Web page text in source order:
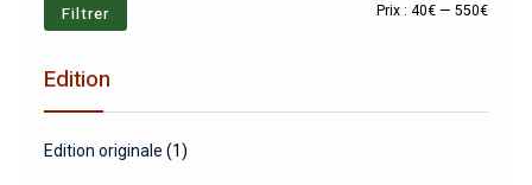
Prix
Prix
Filtrer Prix :40€ —550€
Edition
Edition originale (1)